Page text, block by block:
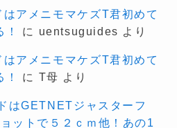
アメニモマケズT君初めて
に uentsuguides より
アメニモマケズT君初めて
に T母 より
はGETNETジャスターフ
ットで５２ｃｍ他！あの1